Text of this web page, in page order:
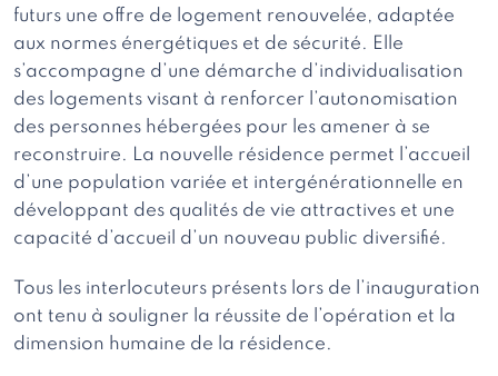
futurs une offre de logement renouvelée, adaptée
aux normes énergétiques et de sécurité. Elle
s’accompagne d’une démarche d’individualisation
des logements visant à renforcer l’autonomisation
des personnes hébergées pour les amener à se
reconstruire. La nouvelle résidence permet l’accueil
d’une population variée et intergénérationnelle en
développant des qualités de vie attractives et une
capacité d’accueil d’un nouveau public diversifié.
Tous les interlocuteurs présents lors de l’inauguration
ont tenu à souligner la réussite de l’opération et la
dimension humaine de la résidence.